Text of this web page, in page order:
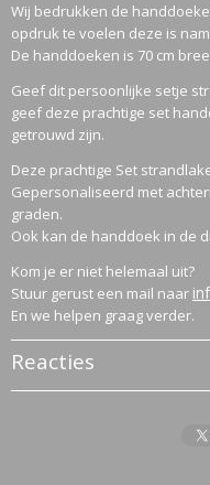
Wij bedrukken de
opdruk te voelen deze is
De handdoeken is 70 cm
Geef dit persoonlijke setje
geef deze prachtige set
getrouwd zijn.
Deze prachtige Set
Gepersonaliseerd met
graden.
Ook kan de handdoek in de
Kom je er niet helemaal uit?
Stuur gerust een mail naar
En we helpen graag verder.
Reacties